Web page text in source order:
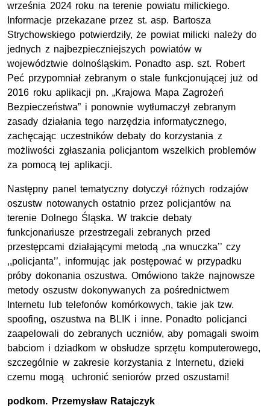
września 2024 roku na terenie powiatu milickiego.
Informacje przekazane przez st. asp. Bartosza
Strychowskiego potwierdziły, że powiat milicki należy do
jednych z najbezpieczniejszych powiatów w
województwie dolnośląskim. Ponadto asp. szt. Robert
Peć przypomniał zebranym o stale funkcjonującej już od
2016 roku aplikacji pn. „Krajowa Mapa Zagrożeń
Bezpieczeństwa” i ponownie wytłumaczył zebranym
zasady działania tego narzędzia informatycznego,
zachęcając uczestników debaty do korzystania z
możliwości zgłaszania policjantom wszelkich problemów
za pomocą tej aplikacji.
Następny panel tematyczny dotyczył różnych rodzajów
oszustw notowanych ostatnio przez policjantów na
terenie Dolnego Śląska. W trakcie debaty
funkcjonariusze przestrzegali zebranych przed
przestępcami działającymi metodą „na wnuczka’’ czy
,,policjanta’’, informując jak postępować w przypadku
próby dokonania oszustwa. Omówiono także najnowsze
metody oszustw dokonywanych za pośrednictwem
Internetu lub telefonów komórkowych, takie jaktzw.
spoofing, oszustwa na BLIK i inne. Ponadto policjanci
zaapelowali do zebranych uczniów, aby pomagali swoim
babciom i dziadkom w obsłudze sprzętu komputerowego,
szczególnie w zakresie korzystania z Internetu, dzieki
czemu mogą uchronić seniorów przed oszustami!
podkom. Przemysław Ratajczyk